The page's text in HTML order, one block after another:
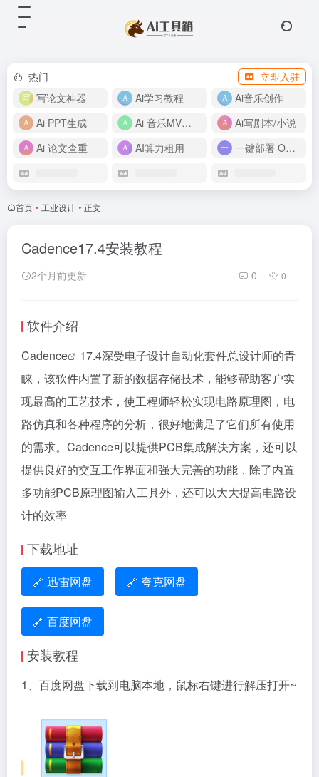
热门
立即入驻
写论文神器
Ai学习教程
Ai音乐创作
Ai PPT生成
Ai 音乐MV制作
Ai写剧本/小说
Ai 论文查重
AI算力租用 一键部署 OpenClaw
首页 • 工业设计 • 正文
Cadence17.4安装教程
2个月前更新 0 0
软件介绍
Cadence
17.4深受电子设计自动化套件总设计师的青
睐，该软件内置了新的数据存储技术，能够帮助客户实
现最高的工艺技术，使工程师轻松实现电路原理图，电
路仿真和各种程序的分析，很好地满足了它们所有使用
的需求。Cadence可以提供PCB集成解决方案，还可以
提供良好的交互工作界面和强大完善的功能，除了内置
多功能PCB原理图输入工具外，还可以大大提高电路设
计的效率
下载地址
🔗 迅雷网盘 🔗 夸克网盘
🔗 百度网盘
安装教程
1、百度网盘下载到电脑本地，鼠标右键进行解压打开~